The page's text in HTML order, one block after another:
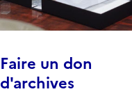
Faire un don
d'archives